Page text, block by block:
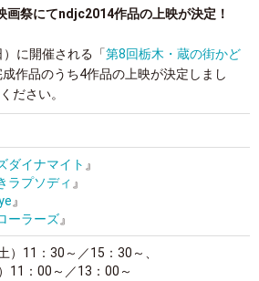
画祭にてndjc2014作品の上映が決定！
に開催される「第8回栃木・蔵の街かど
作品のうち4作品の上映が決定しまし
ださい。
ダイナマイト 』
ラプソディ 』
』
ーラーズ』
）11：30～／15：30～、
11：00～／13：00～